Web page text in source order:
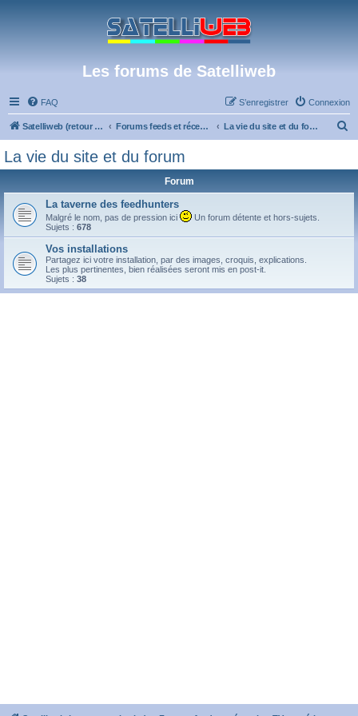
Les forums de Satelliweb
FAQ Connexion
S’enregistrer
Satelliweb (retour vers le site) Forums feeds et réception TV numérique La vie du site et du forum
c
La vie du site et du forum
Forum
La taverne des feedhunters
Malgré le nom, pas de pression ici
Un forum détente et hors-sujets.
Sujets : 678
Vos installations
Partagez ici votre installation, par des images, croquis, explications.
Les plus pertinentes, bien réalisées seront mis en post-it.
Sujets : 38